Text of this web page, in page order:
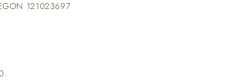
121023697